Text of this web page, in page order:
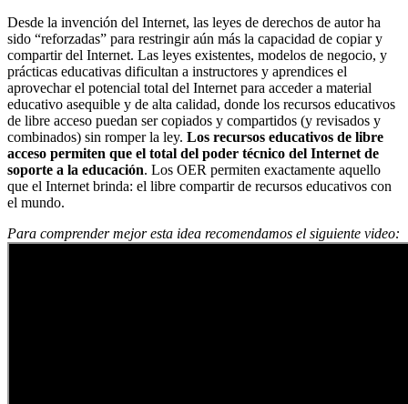
Desde la invención del Internet, las leyes de derechos de autor ha
sido “reforzadas” para restringir aún más la capacidad de copiar y
compartir del Internet. Las leyes existentes, modelos de negocio, y
prácticas educativas dificultan a instructores y aprendices el
aprovechar el potencial total del Internet para acceder a material
educativo asequible y de alta calidad, donde los recursos educativos
de libre acceso puedan ser copiados y compartidos (y revisados y
combinados) sin romper la ley. Los recursos educativos de libre
acceso permiten que el total del poder técnico del Internet de
soporte a la educación. Los OER permiten exactamente aquello
que el Internet brinda: el libre compartir de recursos educativos con
el mundo.
Para comprender mejor esta idea recomendamos el siguiente video: